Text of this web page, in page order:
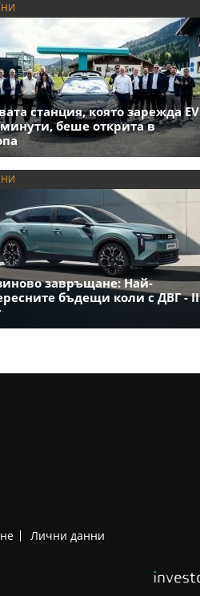
станция, която зарежда EV
минути, беше открита в
завръщане: Най-
бъдещи коли с ДВГ - II
Лични данни